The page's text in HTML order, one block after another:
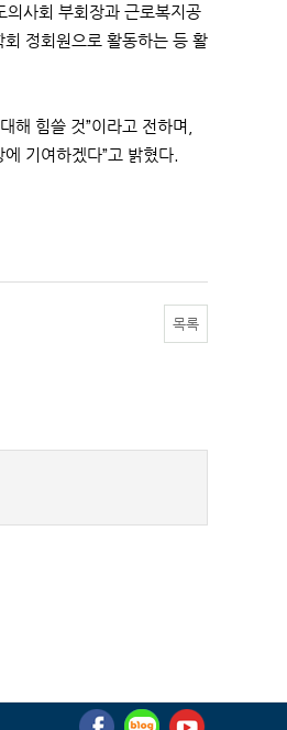
의사회 부회장과 근로복지공
정회원으로 활동하는 등 활
해 힘쓸 것”이라고 전하며,
기여하겠다”고 밝혔다.
목록